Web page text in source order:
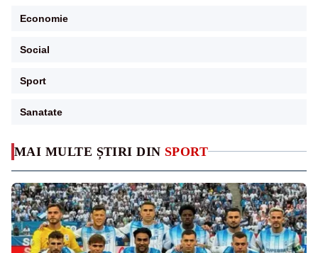
MAI MULTE ȘTIRI DIN SPORT
Economie
Social
Sport
Sanatate